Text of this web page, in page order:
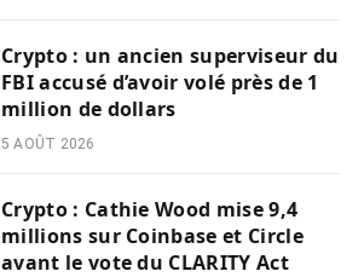
Crypto : un ancien superviseur du
FBI accusé d’avoir volé près de 1
million de dollars
5 AOÛT 2026
Crypto : Cathie Wood mise 9,4
millions sur Coinbase et Circle
avant le vote du CLARITY Act